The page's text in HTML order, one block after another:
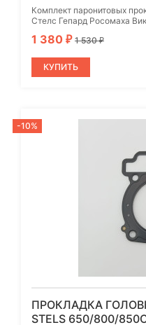
Комплект паронитовых
Стелс Гепард Росомаха
1 380 ₽ 1 530₽
КУПИТЬ
-10%
ПРОКЛАДКА
STELS 650/800/